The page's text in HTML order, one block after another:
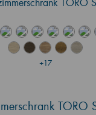
+17
TORO